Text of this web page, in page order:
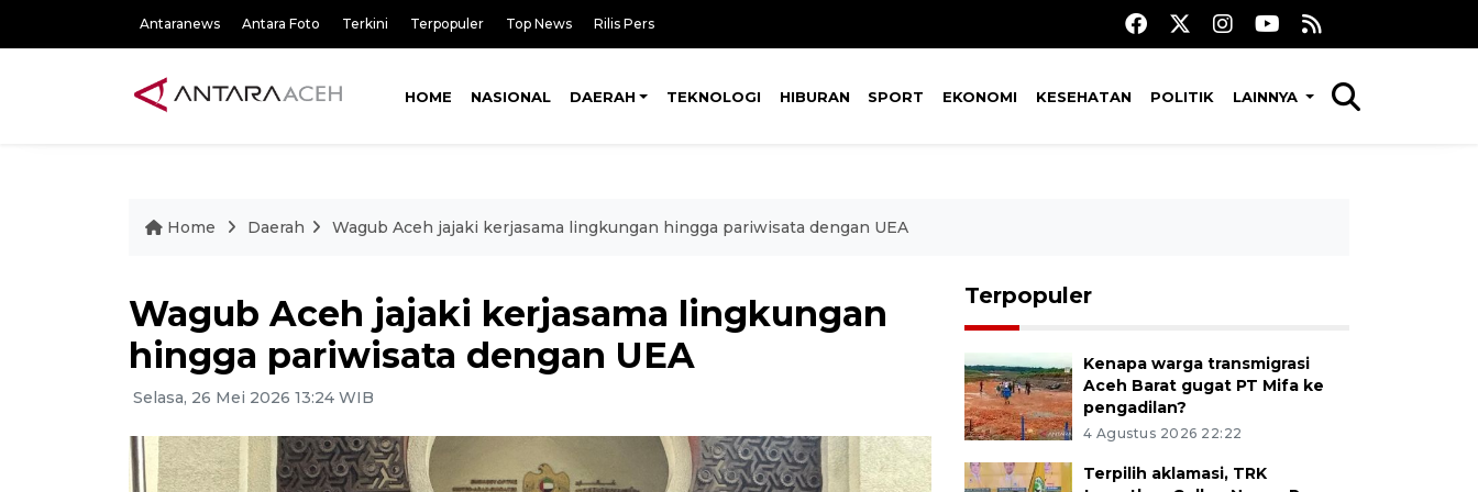
Antaranews Antara Foto Terkini Terpopuler Top News Rilis Pers
HOME NASIONAL DAERAH TEKNOLOGI HIBURAN SPORT EKONOMI KESEHATAN POLITIK LAINNYA
Home Daerah Wagub Aceh jajaki kerjasama lingkungan hingga pariwisata dengan UEA
Wagub Aceh jajaki kerjasama lingkungan
hingga pariwisata dengan UEA
Selasa, 26 Mei 2026 13:24 WIB
Terpopuler
Kenapa warga transmigrasi
Aceh Barat gugat PT Mifa ke
pengadilan?
4 Agustus 2026 22:22
Terpilih aklamasi, TRK